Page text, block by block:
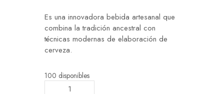
Es una innovadora bebida artesanal que
combina la tradición ancestral con
técnicas modernas de elaboración de
cerveza.
100 disponibles